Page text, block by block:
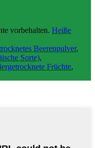
vorbehalten. Heiße
Beerenpulver,
Sorte),
Früchte,